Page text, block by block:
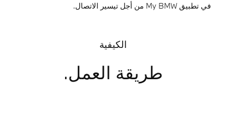
في تطبيق My BMW من أجل تيسير الاتصال.
الكيفية
طريقة العمل.